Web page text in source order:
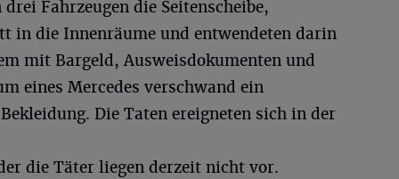
Fahrzeugen die Seitenscheibe,
in die Innenräume und entwendeten darin
mit Bargeld, Ausweisdokumenten und
eines Mercedes verschwand ein
Die Taten ereigneten sich in der
die Täter liegen derzeit nicht vor.